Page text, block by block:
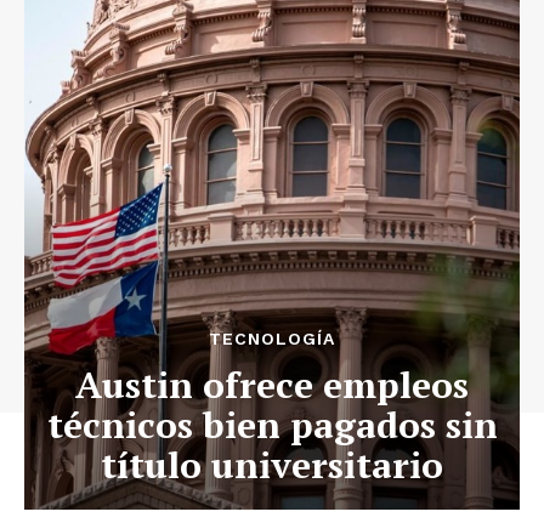
TECNOLOGÍA
Austin ofrece empleos
técnicos bien pagados sin
título universitario